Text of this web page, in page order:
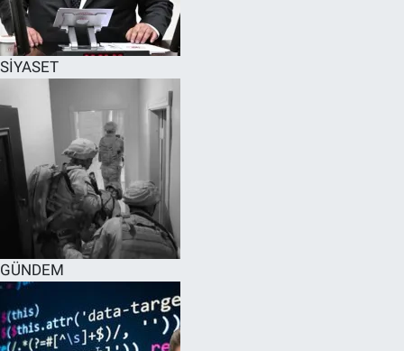
SİYASET
GÜNDEM